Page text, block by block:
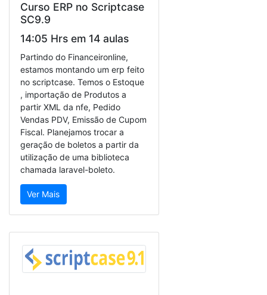
Curso ERP no Scriptcase
SC9.9
14:05 Hrs em 14 aulas
Partindo do Financeironline,
estamos montando um erp feito
no scriptcase. Temos o Estoque
, importação de Produtos a
partir XML da nfe, Pedido
Vendas PDV, Emissão de Cupom
Fiscal. Planejamos trocar a
geração de boletos a partir da
utilização de uma biblioteca
chamada laravel-boleto.
Ver Mais